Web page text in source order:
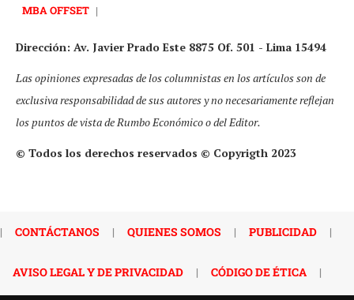
MBA OFFSET |
Dirección: Av. Javier Prado Este 8875 Of. 501 - Lima 15494
Las opiniones expresadas de los columnistas en los artículos son de
exclusiva responsabilidad de sus autores y no necesariamente reflejan
los puntos de vista de Rumbo Económico o del Editor.
© Todos los derechos reservados © Copyrigth 2023
| CONTÁCTANOS | QUIENES SOMOS | PUBLICIDAD |
AVISO LEGAL Y DE PRIVACIDAD | CÓDIGO DE ÉTICA |